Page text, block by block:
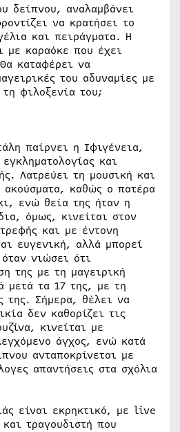
δείπνου, αναλαμβάνει
να κρατήσει το
και πειράγματα. Η
με καραόκε που έχει
καταφέρει να
του αδυναμίες με
φιλοξενία του;
παίρνει η Ιφιγένεια,
και
Λατρεύει τη μουσική και
ακούσματα, καθώς ο πατέρα
ενώ θεία της ήταν η
όμως, κινείται στον
και με έντονη
ευγενική, αλλά μπορεί
νιώσει ότι
της με τη μαγειρική
μετά τα 17 της, με τη
της. Σήμερα, θέλει να
δεν καθορίζει τις
κινείται με
άγχος, ενώ κατά
ανταποκρίνεται με
απαντήσεις στα σχόλια
είναι εκρηκτικό, με live
τραγουδιστή που